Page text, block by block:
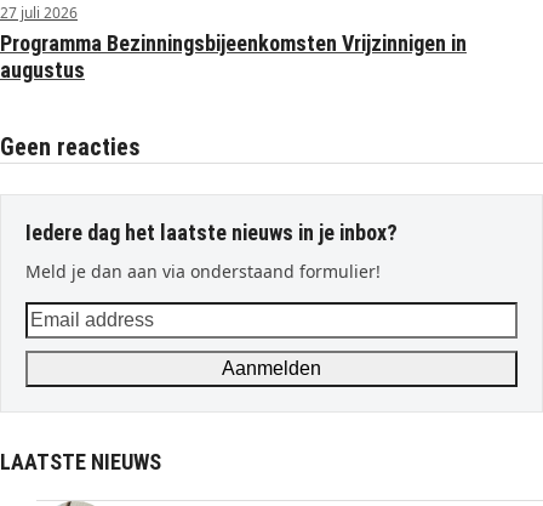
27 juli 2026
Programma Bezinningsbijeenkomsten Vrijzinnigen in
augustus
Geen reacties
Iedere dag het laatste nieuws in je inbox?
Meld je dan aan via onderstaand formulier!
Email
address
Aanmelden
LAATSTE NIEUWS